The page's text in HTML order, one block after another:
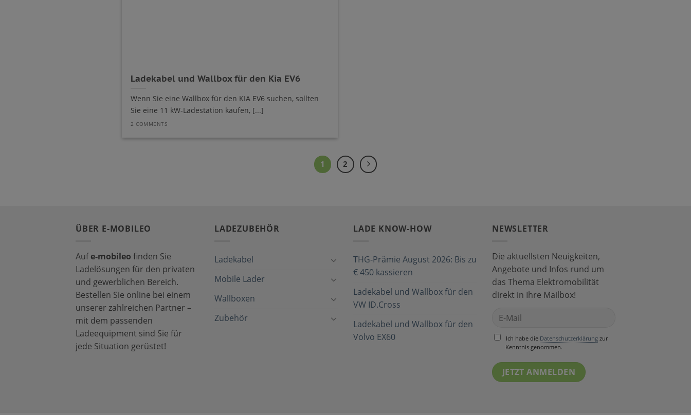
Ladekabel und Wallbox für den Kia EV6
Wenn Sie eine Wallbox für den KIA EV6 suchen, sollten
Sie eine 11 kW-Ladestation kaufen, [...]
2 COMMENTS
1 2
ÜBER E-MOBILEO
Aufe-mobileo finden Sie
Ladelösungen für den privaten
und gewerblichen Bereich.
Bestellen Sie online bei einem
unserer zahlreichen Partner –
mit dem passenden
Ladeequipment sind Sie für
jede Situation gerüstet!
LADEZUBEHÖR
Ladekabel
Mobile Lader
Wallboxen
Zubehör
LADE KNOW-HOW
THG-Prämie August 2026: Bis zu
€ 450 kassieren
Ladekabel und Wallbox für den
VW ID.Cross
Ladekabel und Wallbox für den
Volvo EX60
NEWSLETTER
Die aktuellsten Neuigkeiten,
Angebote und Infos rund um
das Thema Elektromobilität
direkt in Ihre Mailbox!
Ich habe die Datenschutzerklärungzur
Kenntnis genommen.